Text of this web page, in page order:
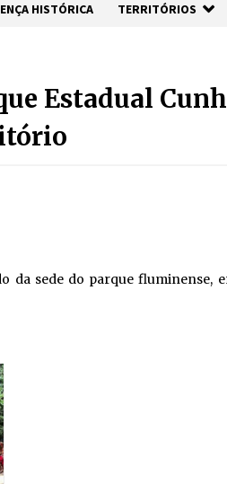
HISTÓRICA TERRITÓRIOS
Estadual
da sede do parque fluminense,